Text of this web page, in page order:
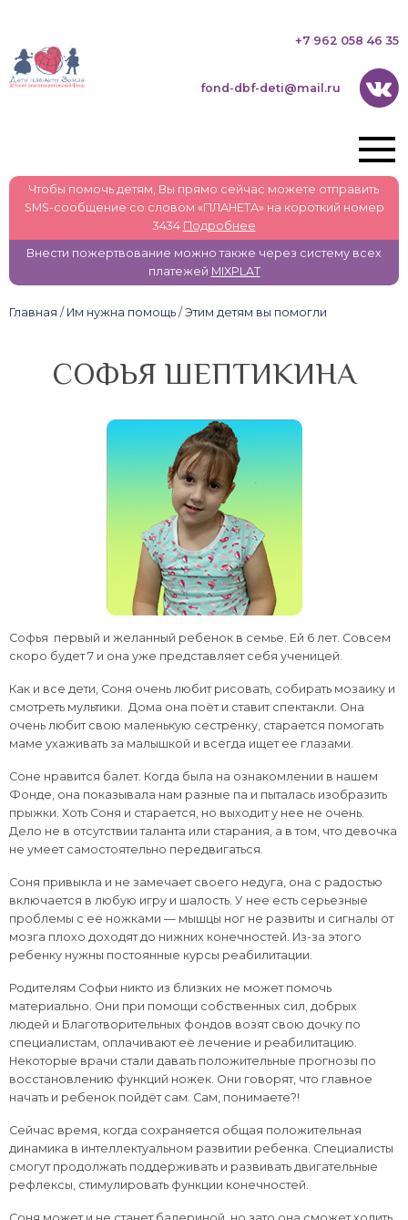
+7 962 058 46 35
fond-dbf-deti@mail.ru
Чтобы помочь детям, Вы прямо сейчас можете отправить
SMS-сообщение со словом «ПЛАНЕТА» на короткий номер
3434 Подробнее
Внести пожертвование можно также через систему всех
платежей MIXPLAT
Главная / Им нужна помощь / Этим детям вы помогли
СОФЬЯ ШЕПТИКИНА
Софья первый и желанный ребенок в семье. Ей 6 лет. Совсем
скоро будет 7 и она уже представляет себя ученицей.
Как и все дети, Соня очень любит рисовать, собирать мозаику и
смотреть мультики. Дома она поёт и ставит спектакли. Она
очень любит свою маленькую сестренку, старается помогать
маме ухаживать за малышкой и всегда ищет ее глазами.
Соне нравится балет. Когда была на ознакомлении в нашем
Фонде, она показывала нам разные па и пыталась изобразить
прыжки. Хоть Соня и старается, но выходит у нее не очень.
Дело не в отсутствии таланта или старания, а в том, что девочка
не умеет самостоятельно передвигаться.
Соня привыкла и не замечает своего недуга, она с радостью
включается в любую игру и шалость. У нее есть серьезные
проблемы с её ножками — мышцы ног не развиты и сигналы от
мозга плохо доходят до нижних конечностей. Из-за этого
ребенку нужны постоянные курсы реабилитации.
Родителям Софьи никто из близких не может помочь
материально. Они при помощи собственных сил, добрых
людей и Благотворительных фондов возят свою дочку по
специалистам, оплачивают её лечение и реабилитацию.
Некоторые врачи стали давать положительные прогнозы по
восстановлению функций ножек. Они говорят, что главное
начать и ребенок пойдёт сам. Сам, понимаете?!
Сейчас время, когда сохраняется общая положительная
динамика в интеллектуальном развитии ребенка. Специалисты
смогут продолжать поддерживать и развивать двигательные
рефлексы, стимулировать функции конечностей.